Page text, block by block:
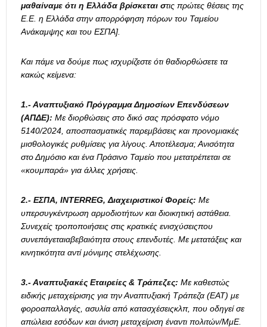
μαθαίναμε ότι η Ελλάδα βρίσκεται στις πρώτες θέσεις της
Ε.Ε. η Ελλάδα στην απορρόφηση πόρων του Ταμείου
Ανάκαμψης και του ΕΣΠΑ].
Και πάμε να δούμε πως ισχυρίζεστε ότι θαδιορθώσετε τα
κακώς κείμενα:
1.- Αναπτυξιακό Πρόγραμμα Δημοσίων Επενδύσεων
(ΑΠΔΕ): Με διορθώσεις στο δικό σας πρόσφατο νόμο
5140/2024, αποσπασματικές παρεμβάσεις και προνομιακές
μισθολογικές ρυθμίσεις για λίγους. Αποτέλεσμα; Ανισότητα
στο Δημόσιο και ένα Πράσινο Ταμείο που μετατρέπεται σε
«κουμπαρά» για άλλες χρήσεις.
2.- ΕΣΠΑ, INTERREG, Διαχειριστικοί Φορείς: Με
υπερσυγκέντρωση αρμοδιοτήτων και διοικητική αστάθεια.
Συνεχείς τροποποιήσεις στις κρατικές ενισχύσειςπου
συνεπάγεταιαβεβαιότητα στους επενδυτές. Με μετατάξεις και
κινητικότητα αντί μόνιμης στελέχωσης.
3.- Αναπτυξιακές Εταιρείες & Τράπεζες: Με καθεστώς
ειδικής μεταχείρισης για την Αναπτυξιακή Τράπεζα (ΕΑΤ) με
φοροαπαλλαγές, ασυλία από κατασχέσειςκλπ, που οδηγεί σε
απώλεια εσόδων και άνιση μεταχείριση έναντι πολιτών/ΜμΕ.